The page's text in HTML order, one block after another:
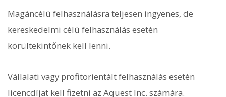
Magáncélú felhasználásra teljesen ingyenes, de
kereskedelmi célú felhasználás esetén
körültekintőnek kell lenni.
Vállalati vagy profitorientált felhasználás esetén
licencdíjat kell fizetni az Aquest Inc. számára.